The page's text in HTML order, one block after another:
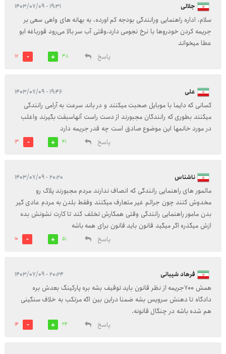
جلالی ۱۹:۳۱ - ۱۴۰۳/۰۷/۰۹
سلام، اداره راهنمایی ورانندگی بودجه کم اورده، به بهانه های واهی سعی بر
جریمه کردن خودروها با نرخ نجومی دارد،وقتی آب سر بالا می‌رود قورباغه ابو
عطا میخواند
پاسخ
38
17
علی ۱۹:۴۶ - ۱۴۰۳/۰۷/۰۹
کسانی که دایما با موبایل صحبت میکنند و در باند سرعت به آرامی رانندگی
میکنند بطوری که رانندگان مجبورند از دست راست آنهاسبقت بگیرند واغلب
در مورد خانمها این موضوع صادق است چه قدر جریمه دارد
پاسخ
41
13
ناشناس ۲۰:۲۰ - ۱۴۰۳/۰۷/۰۹
مائمور های راهنمایی رانندگی که انصاف ندارند مردم مجبورند پلاک رو
مخدوش کنند چون جرائم غیر متعارف میکنند وفقط بلدن به مردم عادی گیر
بدن مامور راهنمایی رانندگی وقتی همکارش تخلف کند تا کارت نشونش بده
ازش میگذره اگر میگید قانون باید قانون برای همه باشه
پاسخ
51
10
فرهاد شیبانی ۲۰:۲۴ - ۱۴۰۳/۰۷/۰۹
همش 700جریمه از نظر قانون باید توقیف بشه بره پارکینگ بعدش بره
دادگاه تا دهنش سرویس بشه ضمنا دراین بین اگه مرتکب به خلاف سنگینی
هم شده باشه در چنگال قانونه.
پاسخ
24
14